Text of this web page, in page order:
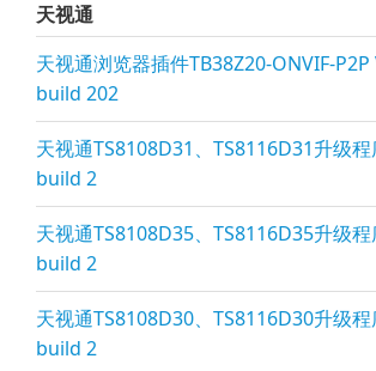
天视通
天视通浏览器插件TB38Z20-ONVIF-P2P
build 202
天视通TS8108D31、TS8116D31升级
build 2
天视通TS8108D35、TS8116D35升级
build 2
天视通TS8108D30、TS8116D30升级
build 2